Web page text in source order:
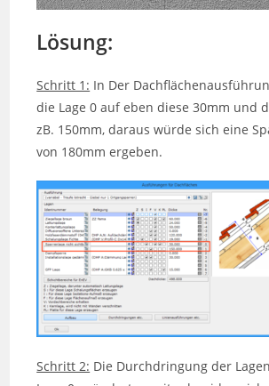
Lösung:
Schritt 1: In Der
die Lage 0 auf eben diese 30mm und
zB. 150mm, daraus würde sich eine
von 180mm ergeben.
Schritt 2: Die Durchdringung der